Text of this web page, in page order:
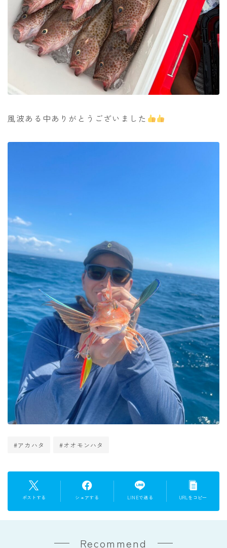
風波ある中ありがとうございました
#アカハタ #オオモンハタ
ポストする シェアする LINEで送る URLをコピー
Recommend